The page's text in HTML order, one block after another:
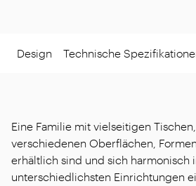
Design Technische
Eine Familie mit vielseitigen
verschiedenen Oberflächen,
erhältlich sind und sich harmonisch
unterschiedlichsten Einrichtungen